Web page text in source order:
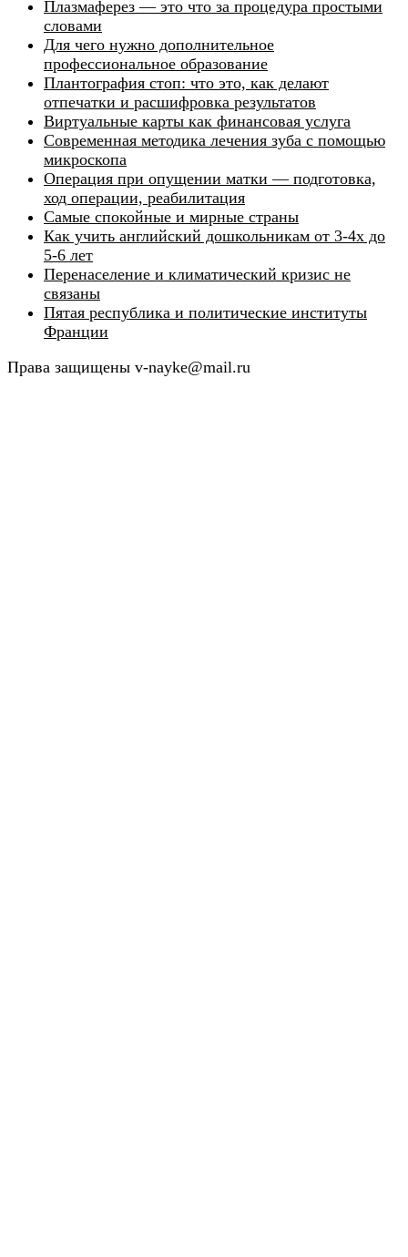
Плазмаферез — это что за процедура простыми
словами
Для чего нужно дополнительное
профессиональное образование
Плантография стоп: что это, как делают
отпечатки и расшифровка результатов
Виртуальные карты как финансовая услуга
Современная методика лечения зуба с помощью
микроскопа
Операция при опущении матки — подготовка,
ход операции, реабилитация
Самые спокойные и мирные страны
Как учить английский дошкольникам от 3-4х до
5-6 лет
Перенаселение и климатический кризис не
связаны
Пятая республика и политические институты
Франции
Права защищены v-nayke@mail.ru